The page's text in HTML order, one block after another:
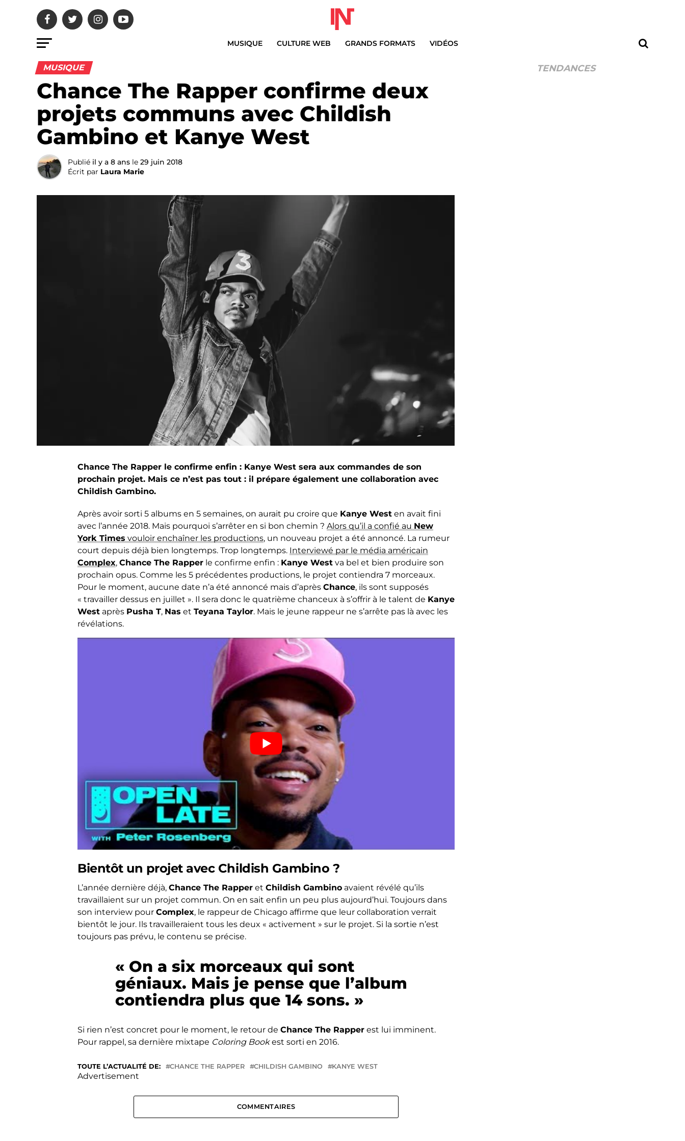
MUSIQUE CULTURE WEB GRANDS FORMATS VIDÉOS
MUSIQUE
Chance The Rapper confirme deux
projets communs avec Childish
Gambino et Kanye West
Publié il y a 8 ans le 29 juin 2018
Écrit par Laura Marie
Chance The Rapper le confirme enfin : Kanye West sera aux commandes de son
prochain projet. Mais ce n’est pas tout : il prépare également une collaboration avec
Childish Gambino.
Après avoir sorti 5 albums en 5 semaines, on aurait pu croire que Kanye West en avait fini
avec l’année 2018. Mais pourquoi s’arrêter en si bon chemin ? Alors qu’il a confié au New
York Times vouloir enchaîner les productions, un nouveau projet a été annoncé. La rumeur
court depuis déjà bien longtemps. Trop longtemps. Interviewé par le média américain
Complex, Chance The Rapper le confirme enfin : Kanye West va bel et bien produire son
prochain opus. Comme les 5 précédentes productions, le projet contiendra 7 morceaux.
Pour le moment, aucune date n’a été annoncé mais d’après Chance, ils sont supposés
« travailler dessus en juillet ». Il sera donc le quatrième chanceux à s’offrir à le talent de Kanye
West après Pusha T, Nas et Teyana Taylor. Mais le jeune rappeur ne s’arrête pas là avec les
révélations.
Bientôt un projet avec Childish Gambino ?
L’année dernière déjà, Chance The Rapper et Childish Gambino avaient révélé qu’ils
travaillaient sur un projet commun. On en sait enfin un peu plus aujourd’hui. Toujours dans
son interview pour Complex, le rappeur de Chicago affirme que leur collaboration verrait
bientôt le jour. Ils travailleraient tous les deux « activement » sur le projet. Si la sortie n’est
toujours pas prévu, le contenu se précise.
« On a six morceaux qui sont
géniaux. Mais je pense que l’album
contiendra plus que 14 sons. »
Si rien n’est concret pour le moment, le retour de Chance The Rapper est lui imminent.
Pour rappel, sa dernière mixtape Coloring Bookest sorti en 2016.
TOUTE L’ACTUALITÉ DE: CHANCE THE RAPPER CHILDISH GAMBINO KANYE WEST
Advertisement
COMMENTAIRES
TENDANCES